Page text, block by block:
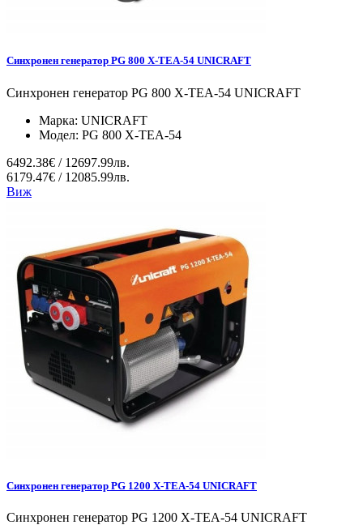
Синхронен генератор PG 800 X-TEA-54 UNICRAFT
Синхронен генератор PG 800 X-TEA-54 UNICRAFT
Марка: UNICRAFT
Модел: PG 800 X-TEA-54
6492.38€ / 12697.99лв.
6179.47€ / 12085.99лв.
Виж
Синхронен генератор PG 1200 X-TEA-54 UNICRAFT
Синхронен генератор PG 1200 X-TEA-54 UNICRAFT